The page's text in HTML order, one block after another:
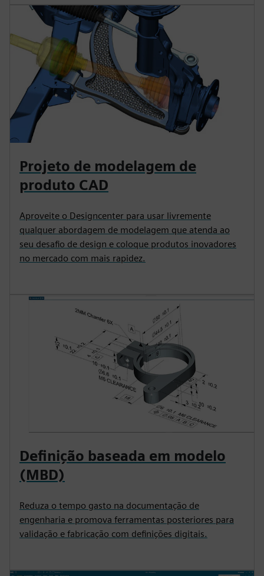
Projeto de modelagem de
produto CAD
Aproveite o Designcenter para usar livremente
qualquer abordagem de modelagem que atenda ao
seu desafio de design e coloque produtos inovadores
no mercado com mais rapidez.
Definição baseada em modelo
(MBD)
Reduza o tempo gasto na documentação de
engenharia e promova ferramentas posteriores para
validação e fabricação com definições digitais.